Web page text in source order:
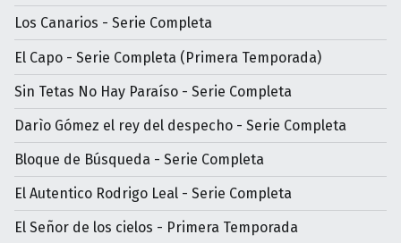
Los Canarios - Serie Completa
El Capo - Serie Completa (Primera Temporada)
Sin Tetas No Hay Paraíso - Serie Completa
Darìo Gómez el rey del despecho - Serie Completa
Bloque de Búsqueda - Serie Completa
El Autentico Rodrigo Leal - Serie Completa
El Señor de los cielos - Primera Temporada